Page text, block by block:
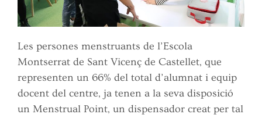
Les persones menstruants de l’Escola
Montserrat de Sant Vicenç de Castellet, que
representen un 66% del total d’alumnat i equip
docent del centre, ja tenen a la seva disposició
un Menstrual Point, un dispensador creat per tal